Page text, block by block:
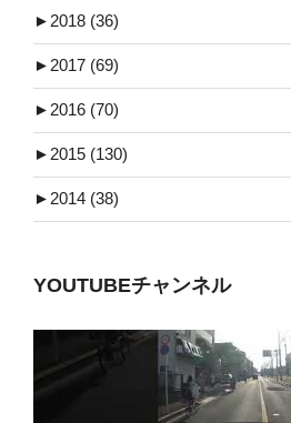
► 2018 (36)
► 2017 (69)
► 2016 (70)
► 2015 (130)
► 2014 (38)
YOUTUBEチャンネル